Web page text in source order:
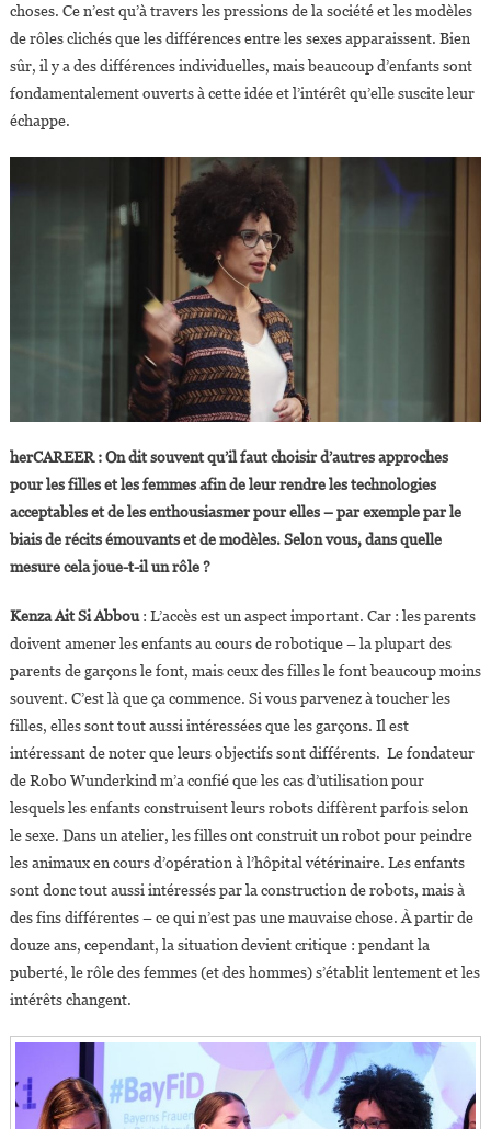
choses. Ce n’est qu’à travers les pressions de la société et les modèles
de rôles clichés que les différences entre les sexes apparaissent. Bien
sûr, il y a des différences individuelles, mais beaucoup d’enfants sont
fondamentalement ouverts à cette idée et l’intérêt qu’elle suscite leur
échappe.
herCAREER : On dit souvent qu’il faut choisir d’autres approches
pour les filles et les femmes afin de leur rendre les technologies
acceptables et de les enthousiasmer pour elles – par exemple par le
biais de récits émouvants et de modèles. Selon vous, dans quelle
mesure cela joue-t-il un rôle ?
Kenza Ait Si Abbou: L’accès est un aspect important. Car : les parents
doivent amener les enfants au cours de robotique – la plupart des
parents de garçons le font, mais ceux des filles le font beaucoup moins
souvent. C’est là que ça commence. Si vous parvenez à toucher les
filles, elles sont tout aussi intéressées que les garçons. Il est
intéressant de noter que leurs objectifs sont différents. Le fondateur
de Robo Wunderkind m’a confié que les cas d’utilisation pour
lesquels les enfants construisent leurs robots diffèrent parfois selon
le sexe. Dans un atelier, les filles ont construit un robot pour peindre
les animaux en cours d’opération à l’hôpital vétérinaire. Les enfants
sont donc tout aussi intéressés par la construction de robots, mais à
des fins différentes – ce qui n’est pas une mauvaise chose. À partir de
douze ans, cependant, la situation devient critique : pendant la
puberté, le rôle des femmes (et des hommes) s’établit lentement et les
intérêts changent.